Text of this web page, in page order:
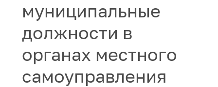
муниципальные
должности в
органах местного
самоуправления